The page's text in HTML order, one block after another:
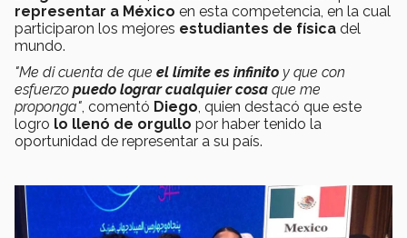
representar a México en esta competencia, en la cual
participaron los mejores estudiantes de física del
mundo.
"Me di cuenta de que el límite es infinito y que con
esfuerzo puedo lograr cualquier cosa que me
proponga" , comentó Diego , quien destacó que este
logro lo llenó de orgullo por haber tenido la
oportunidad de representar a su país.